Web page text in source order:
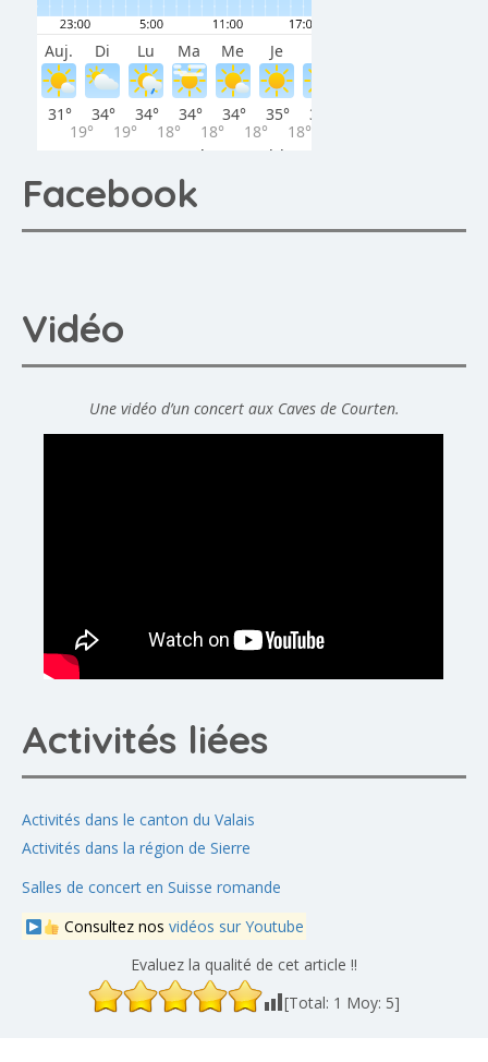
Facebook
Vidéo
Une vidéo d’un concert aux Caves de Courten.
Activités liées
Activités dans le canton du Valais
Activités dans la région de Sierre
Salles de concert en Suisse romande
Consultez nos vidéos sur Youtube
Evaluez la qualité de cet article !!
[Total: 1 Moy: 5]